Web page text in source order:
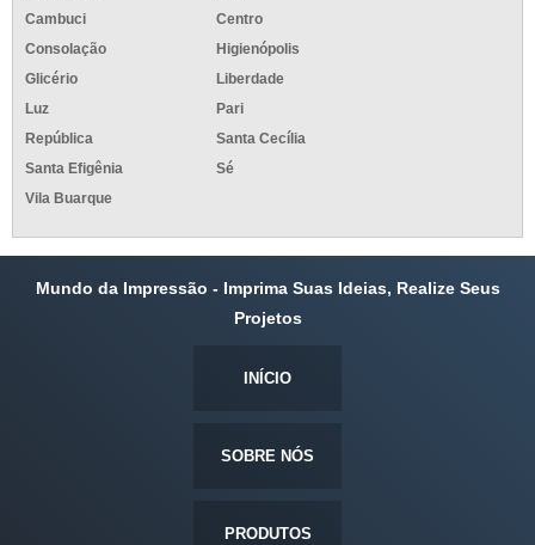
Cambuci
Centro
Consolação
Higienópolis
Glicério
Liberdade
Luz
Pari
República
Santa Cecília
Santa Efigênia
Sé
Vila Buarque
Mundo da Impressão - Imprima Suas Ideias, Realize Seus
Projetos
INÍCIO
SOBRE NÓS
PRODUTOS